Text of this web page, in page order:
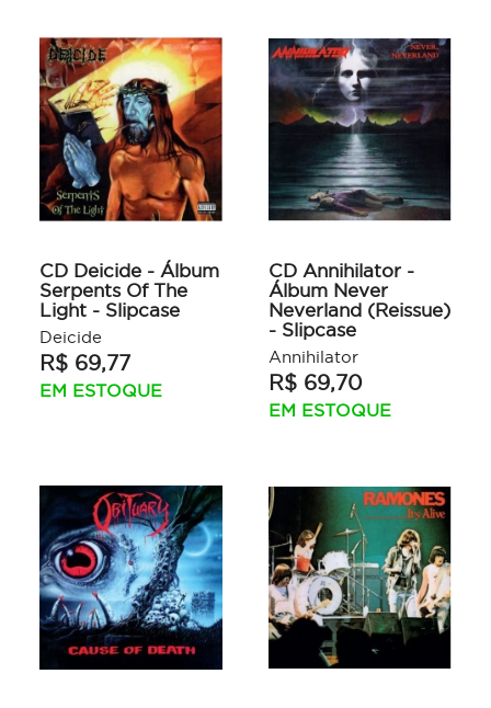
CD Deicide - Álbum
Serpents Of The
Light - Slipcase
Deicide
R$ 69,77
EM ESTOQUE
CD Annihilator -
Álbum Never
Neverland (Reissue)
- Slipcase
Annihilator
R$ 69,70
EM ESTOQUE